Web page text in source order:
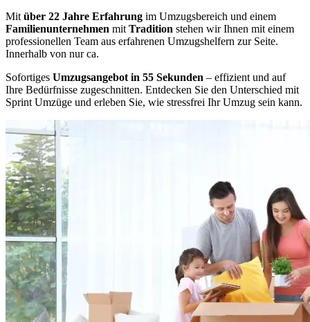
Mit über 22 Jahre Erfahrung im Umzugsbereich und einem
Familienunternehmen mit Tradition stehen wir Ihnen mit einem
professionellen Team aus erfahrenen Umzugshelfern zur Seite.
Innerhalb von nur ca.
Sofortiges Umzugsangebot in 55 Sekunden – effizient und auf
Ihre Bedürfnisse zugeschnitten. Entdecken Sie den Unterschied mit
Sprint Umzüge und erleben Sie, wie stressfrei Ihr Umzug sein kann.